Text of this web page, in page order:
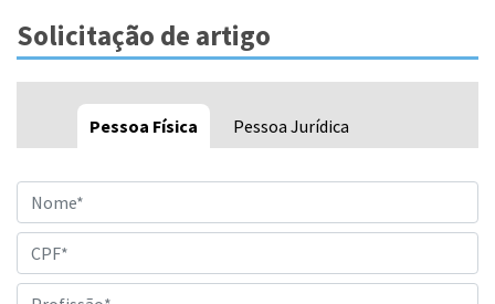
Solicitação de artigo
Pessoa Física Pessoa Jurídica